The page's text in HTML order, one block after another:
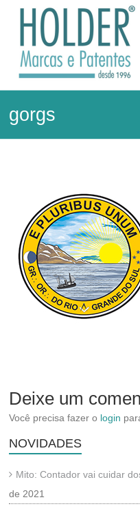
HOLDER
–
Marcas
e
Patentes
Marcas
gorgs
Deixe um
Você precisa fazer o login
NOVIDADES
Mito: Contador vai cuidar
de 2021